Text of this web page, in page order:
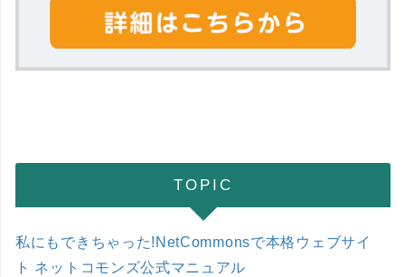
TOPIC
私にもできちゃった!NetCommonsで本格ウェブサイ
ト ネットコモンズ公式マニュアル